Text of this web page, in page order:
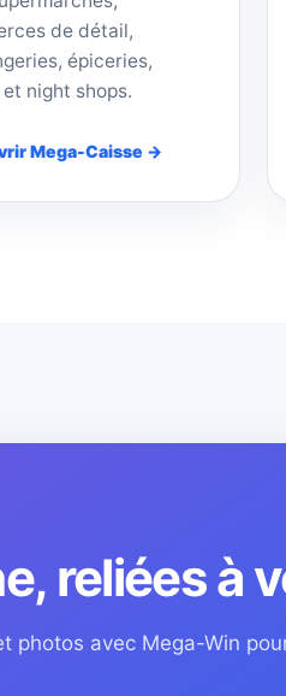
de détail,
épiceries,
night shops.
Mega-Caisse →
reliées à
photos avec Mega-Win